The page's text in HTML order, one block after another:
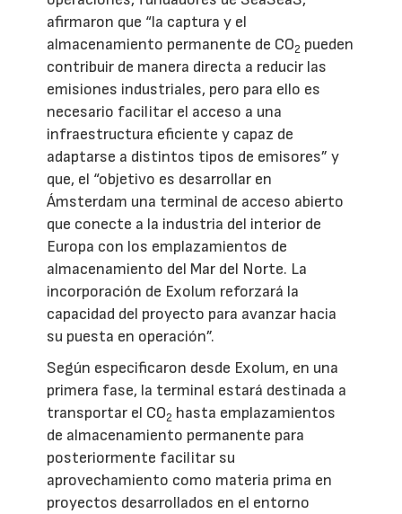
afirmaron que “la captura y el
almacenamiento permanente de CO2 pueden
contribuir de manera directa a reducir las
emisiones industriales, pero para ello es
necesario facilitar el acceso a una
infraestructura eficiente y capaz de
adaptarse a distintos tipos de emisores” y
que, el “objetivo es desarrollar en
Ámsterdam una terminal de acceso abierto
que conecte a la industria del interior de
Europa con los emplazamientos de
almacenamiento del Mar del Norte. La
incorporación de Exolum reforzará la
capacidad del proyecto para avanzar hacia
su puesta en operación”.
Según especificaron desde Exolum, en una
primera fase, la terminal estará destinada a
transportar el CO2 hasta emplazamientos
de almacenamiento permanente para
posteriormente facilitar su
aprovechamiento como materia prima en
proyectos desarrollados en el entorno